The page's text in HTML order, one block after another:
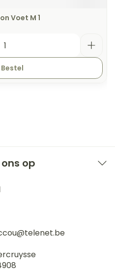
Voet M 1
Bestel
op
telenet.be